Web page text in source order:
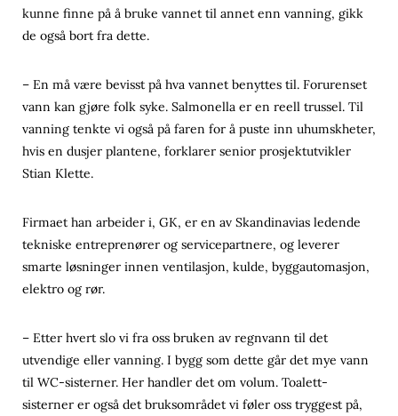
kunne finne på å bruke vannet til annet enn vanning, gikk
de også bort fra dette.
– En må være bevisst på hva vannet benyttes til. Forurenset
vann kan gjøre folk syke. Salmonella er en reell trussel. Til
vanning tenkte vi også på faren for å puste inn uhumskheter,
hvis en dusjer plantene, forklarer senior prosjektutvikler
Stian Klette.
Firmaet han arbeider i, GK, er en av Skandinavias ledende
tekniske entreprenører og servicepartnere, og leverer
smarte løsninger innen ventilasjon, kulde, byggautomasjon,
elektro og rør.
– Etter hvert slo vi fra oss bruken av regnvann til det
utvendige eller vanning. I bygg som dette går det mye vann
til WC-sisterner. Her handler det om volum. Toalett-
sisterner er også det bruksområdet vi føler oss tryggest på,